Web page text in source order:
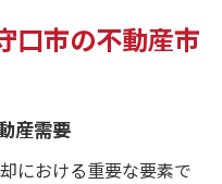
口市の不動産市
産需要
における重要な要素で